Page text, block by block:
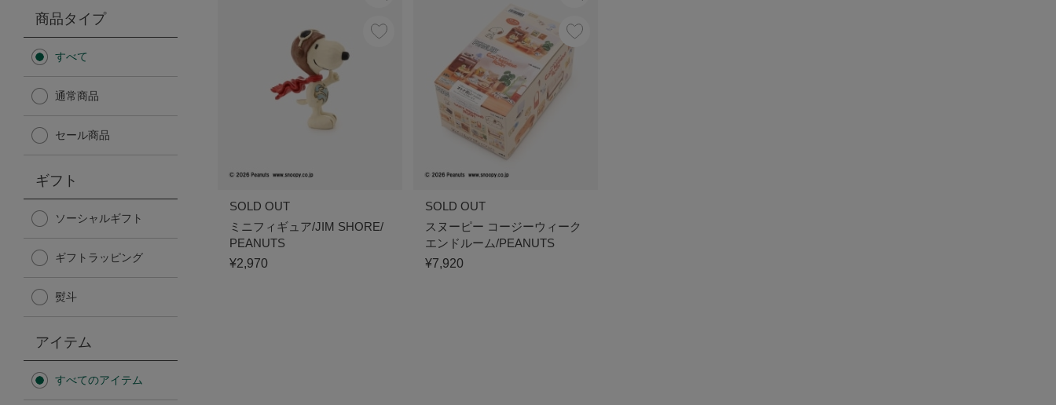
Afternoon Tea TEAROOM
Afternoon Tea TEAROOM
日傘
保冷バッグ
無重力シリーズ
商品タイプ
すべて
通常商品
セール商品
ギフト
ソーシャルギフト
ギフトラッピング
熨斗
アイテム
すべてのアイテム
SOLD OUT
ミニフィギュア/JIM SHORE/
PEANUTS
¥2,970
SOLD OUT
スヌーピー コージーウィーク
エンドルーム/PEANUTS
¥7,920